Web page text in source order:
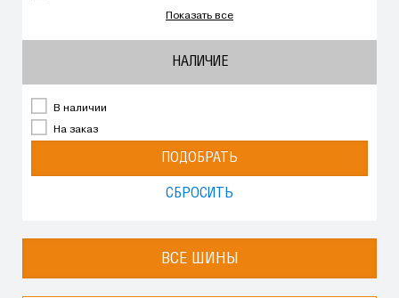
Показать все
НАЛИЧИЕ
В наличии
На заказ
ПОДОБРАТЬ
СБРОСИТЬ
ВСЕ ШИНЫ